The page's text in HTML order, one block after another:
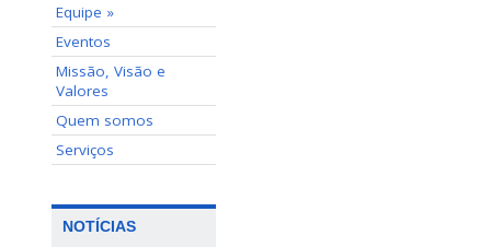
Equipe »
Eventos
Missão, Visão e
Valores
Quem somos
Serviços
NOTÍCIAS